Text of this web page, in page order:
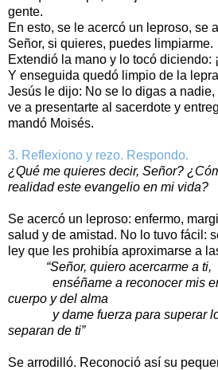
gente.
En esto, se le acercó un leproso, se
Señor, si quieres, puedes limpiarme.
Extendió la mano y lo tocó diciendo:
Y enseguida quedó limpio de la
Jesús le dijo: No se lo digas a
ve a presentarte al sacerdote y
mandó Moisés.
3. Reflexiono y rezo. Respondo.
¿Qué me quieres decir, Señor?
realidad este evangelio en mi vida?
Se acercó un leproso: enfermo,
salud y de amistad. No lo tuvo fácil:
ley que les prohibía aproximarse a
“Señor, quiero acercarme a ti,
enséñame a reconocer mis
cuerpo y del alma
y dame fuerza para superar los
separan de ti”
Se arrodilló. Reconoció así su